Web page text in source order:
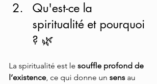
Qu'est-ce la
spiritualité et pourquoi
? 🌿
La spiritualité est le souffle profond de
l’existence, ce qui donne un sens au